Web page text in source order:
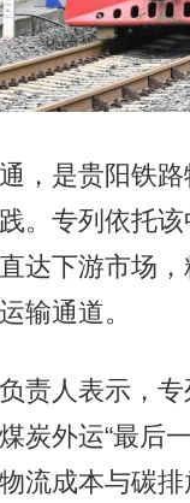
是贵阳铁路
。专列依托
达下游市场
输通道。
人表示，专
炭外运“最后
流成本与碳排